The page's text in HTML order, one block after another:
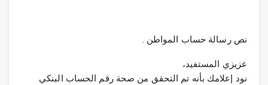
نص رسالة حساب المواطن .
‏عزيزي المستفيد،
نود إعلامك بأنه تم التحقق من صحة رقم الحساب البنكي